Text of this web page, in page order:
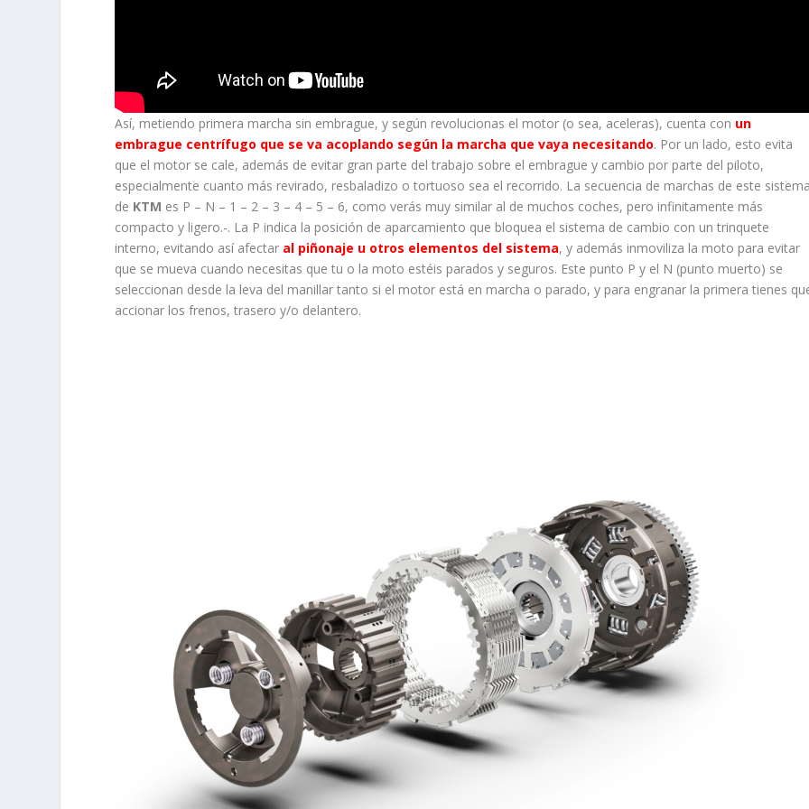
Así, metiendo primera marcha sin embrague, y según revolucionas el motor (o sea, aceleras), cuenta con un
embrague centrífugo que se va acoplando según la marcha que vaya necesitando. Por un lado, esto evita
que el motor se cale, además de evitar gran parte del trabajo sobre el embrague y cambio por parte del piloto,
especialmente cuanto más revirado, resbaladizo o tortuoso sea el recorrido. La secuencia de marchas de este
de KTM es P – N – 1 – 2 – 3 – 4 – 5 – 6, como verás muy similar al de muchos coches, pero infinitamente más
compacto y ligero.-. La P indica la posición de aparcamiento que bloquea el sistema de cambio con un trinquete
interno, evitando así afectar al piñonaje u otros elementos del sistema, y además inmoviliza la moto para evitar
que se mueva cuando necesitas que tu o la moto estéis parados y seguros. Este punto P y el N (punto muerto) se
seleccionan desde la leva del manillar tanto si el motor está en marcha o parado, y para engranar la primera tienes
accionar los frenos, trasero y/o delantero.